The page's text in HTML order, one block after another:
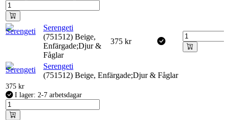
Serengeti
(751512) Beige,
Enfärgade;Djur &
Fåglar
375 kr
Serengeti
(751512) Beige, Enfärgade;Djur & Fåglar
375 kr
I lager: 2-7 arbetsdagar